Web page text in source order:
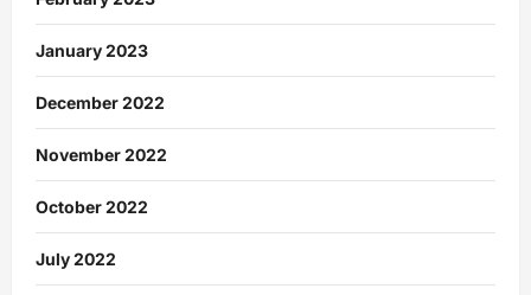
January 2023
December 2022
November 2022
October 2022
July 2022